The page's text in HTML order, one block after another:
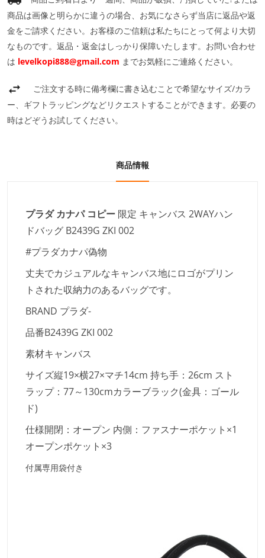
商品は画像と明らかに違うの場合、お気になさらず当店に返品や返
金をご請求ください。お客様のご信頼は私たちにとって何より大切
なものです。返品・返金はしっかり保障いたします。お問い合わせ
は levelkopi888@gmail.com までお気軽にご連絡ください。
ご注文する時に備考欄に書き込むことで希望なサイズ/カラ
ー、ギフトラッピングなどリクエストすることができます。必要の
時はどぞうお試してください。
商品情報
プラダ カナパ コピー 限定 キャンバス 2WAYハン
ドバッグ B2439G ZKI 002
#プラダカナパ偽物
丈夫でカジュアルなキャンバス地にロゴがプリン
トされた収納力のあるバッグです。
BRAND プラダ-
品番B2439G ZKI 002
素材キャンバス
サイズ縦19×横27×マチ14cm 持ち手：26cm スト
ラップ：77～130cmカラーブラック(金具：ゴール
ド)
仕様開閉：オープン 内側：ファスナーポケット×1
オープンポケット×3
付属専用袋付き